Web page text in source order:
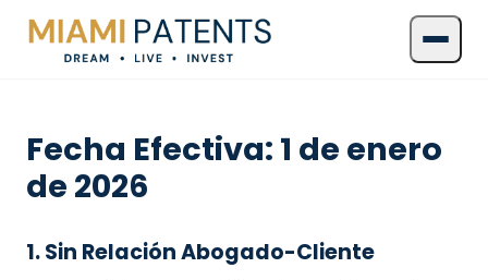
Fecha Efectiva: 1 de enero
de 2026
1. Sin Relación Abogado-Cliente